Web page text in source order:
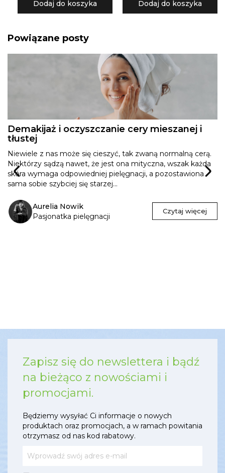
Dodaj do koszyka Dodaj do koszyka
Powiązane posty
Demakijaż i oczyszczanie cery mieszanej i
tłustej
Niewiele z nas może się cieszyć, tak zwaną normalną cerą.
Niektórzy sądzą nawet, że jest ona mityczna, wszak każda
skóra wymaga odpowiedniej pielęgnacji, a pozostawiona
sama sobie szybciej się starzej...
Aurelia Nowik
Pasjonatka pielęgnacji
Czytaj więcej
Zapisz się do newslettera i bądź
na bieżąco z nowościami i
promocjami.
Będziemy wysyłać Ci informacje o nowych
produktach oraz promocjach, a w ramach powitania
otrzymasz od nas kod rabatowy.